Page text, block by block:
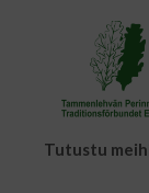
Tutustu